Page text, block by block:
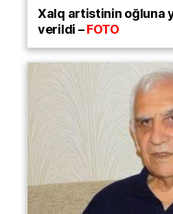
Xalq artistinin oğluna
verildi –FOTO